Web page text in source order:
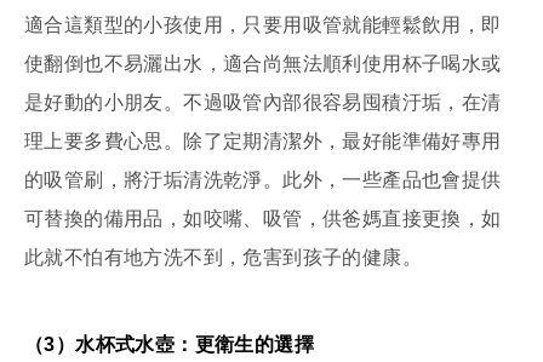
適合這類型的小孩使用，只要用吸管就能輕鬆飲用，即
使翻倒也不易灑出水，適合尚無法順利使用杯子喝水或
是好動的小朋友。不過吸管內部很容易囤積汙垢，在清
理上要多費心思。除了定期清潔外，最好能準備好專用
的吸管刷，將汙垢清洗乾淨。此外，一些產品也會提供
可替換的備用品，如咬嘴、吸管，供爸媽直接更換，如
此就不怕有地方洗不到，危害到孩子的健康。
（3）水杯式水壺：更衛生的選擇